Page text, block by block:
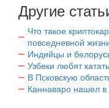
Другие
Что такое
повседневной
Индийцы и
Узбеки любят
В Псковскую
Каннаваро нашел в